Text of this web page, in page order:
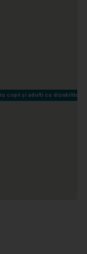
copii și adulti cu dizabilitati
copii și adulti cu dizabilitati